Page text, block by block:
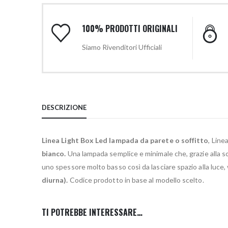
100% PRODOTTI ORIGINALI
Siamo Rivenditori Ufficiali
DESCRIZIONE
Linea Light Box Led lampada da parete o soffitto,
bianco. Una lampada semplice e minimale che, grazie
uno spessore molto basso così da lasciare spazio alla
diurna). Codice prodotto in base al modello scelto.
TI POTREBBE INTERESSARE…